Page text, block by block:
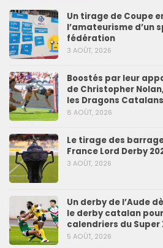
Un tirage de Coupe
l’amateurisme d’un
fédération
3 AOÛT, 2026
Boostés par leur
de Christopher
les Dragons Catalans
8 AOÛT, 2026
Le tirage des
France Lord Derby
3 AOÛT, 2026
Un derby de l’Aude
le derby catalan
calendriers du Super
5 AOÛT, 2026